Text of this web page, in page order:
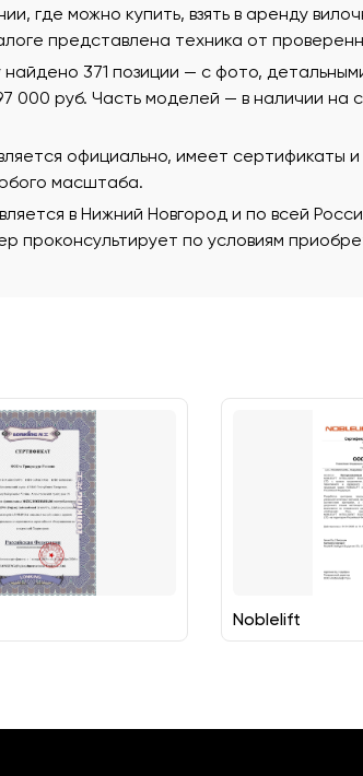
где можно купить, взять в аренду
представлена техника от
371 позиции — с фото,
000 руб. Часть моделей — в наличии
официально, имеет
масштаба.
в Нижний Новгород и по всей
проконсультирует по условиям
Noblelift